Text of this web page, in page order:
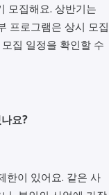
모집해요. 상반기는
프로그램은 상시 모집
집 일정을 확인할 수
요?
한이 있어요. 같은 사